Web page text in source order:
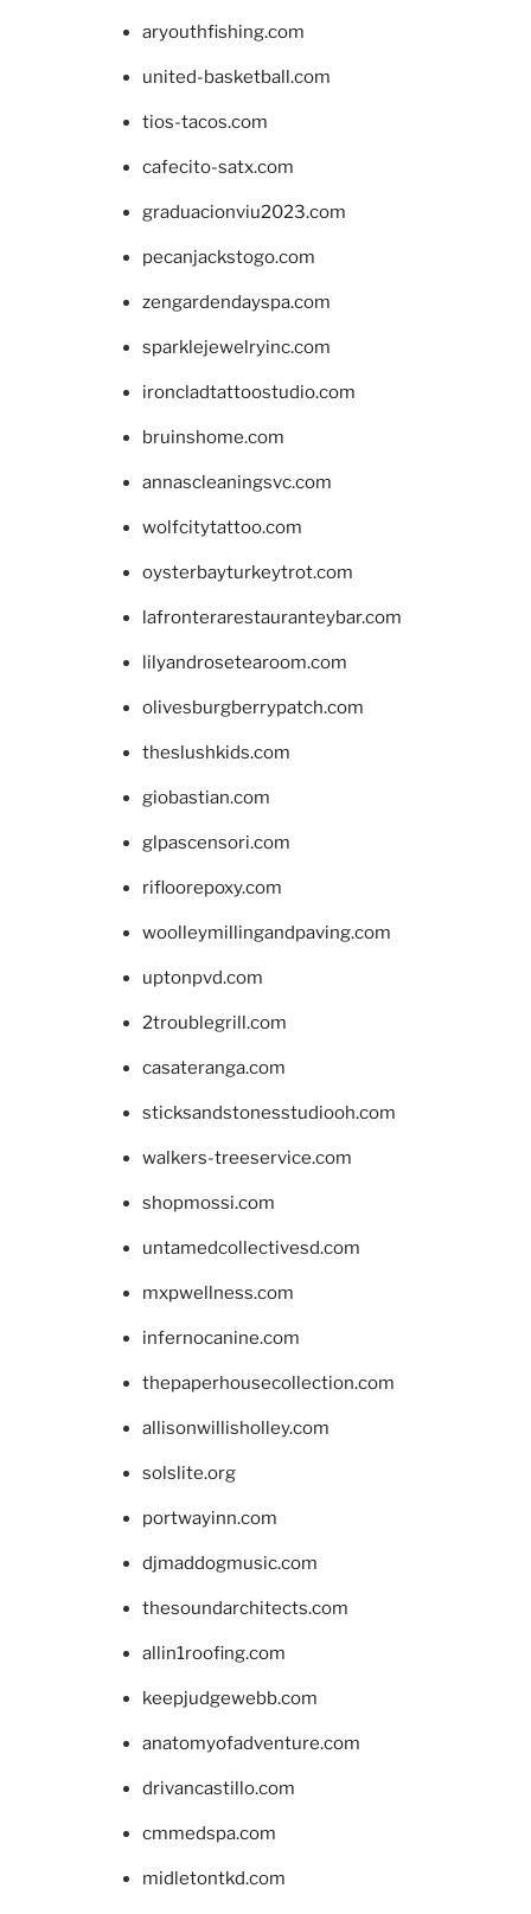
aryouthfishing.com
united-basketball.com
tios-tacos.com
cafecito-satx.com
graduacionviu2023.com
pecanjackstogo.com
zengardendayspa.com
sparklejewelryinc.com
ironcladtattoostudio.com
bruinshome.com
annascleaningsvc.com
wolfcitytattoo.com
oysterbayturkeytrot.com
lafronterarestauranteybar.com
lilyandrosetearoom.com
olivesburgberrypatch.com
theslushkids.com
giobastian.com
glpascensori.com
rifloorepoxy.com
woolleymillingandpaving.com
uptonpvd.com
2troublegrill.com
casateranga.com
sticksandstonesstudiooh.com
walkers-treeservice.com
shopmossi.com
untamedcollectivesd.com
mxpwellness.com
infernocanine.com
thepaperhousecollection.com
allisonwillisholley.com
solslite.org
portwayinn.com
djmaddogmusic.com
thesoundarchitects.com
allin1roofing.com
keepjudgewebb.com
anatomyofadventure.com
drivancastillo.com
cmmedspa.com
midletontkd.com